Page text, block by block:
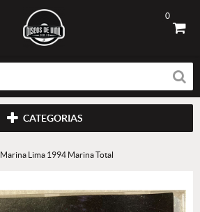
0
CATEGORIAS
Marina Lima 1994 Marina Total